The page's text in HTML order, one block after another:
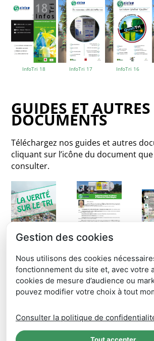
InfoTri 18 InfoTri 17 InfoTri 16
GUIDES ET AUTRES
DOCUMENTS
Téléchargez nos guides et autres
cliquant sur l’icône du document
consulter.
Vie des déchets
Gestion des cookies
Nous utilisons des cookies
fonctionnement du site et, avec votre
cookies de mesure d’audience ou
pouvez modifier votre choix à tout
Consulter la politique de